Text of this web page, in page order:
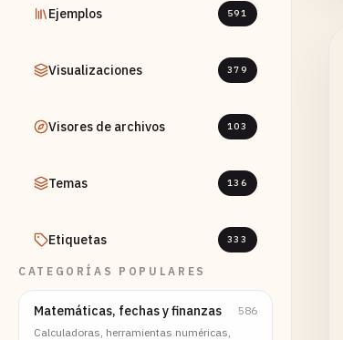
Ejemplos 591
Visualizaciones 379
Visores de archivos 103
Temas 136
Etiquetas 333
CATEGORÍAS POPULARES
Matemáticas, fechas y finanzas
586
Calculadoras, herramientas numéricas,